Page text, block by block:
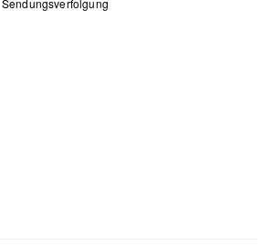
Sendungsverfolgung